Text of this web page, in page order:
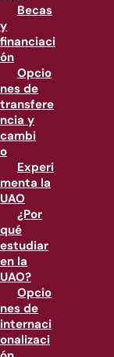
Becas
y
financiaci
ón
Opcio
nes de
transfere
ncia y
cambi
o
Experi
menta la
UAO
¿Por
qué
estudiar
en la
UAO?
Opcio
nes de
internaci
onalizaci